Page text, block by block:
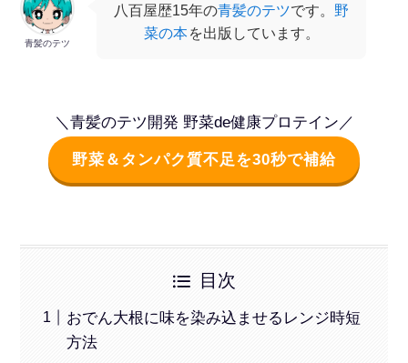
青髪のテツ
八百屋歴15年の青髪のテツです。 野
菜の本を出版しています。
＼青髪のテツ開発 野菜de健康プロテイン／
野菜＆タンパク質不足を30秒で補給
目次
おでん大根に味を染み込ませるレンジ時短
方法